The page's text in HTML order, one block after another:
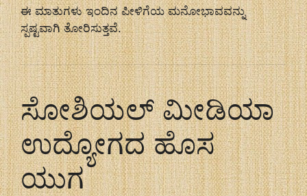
ಈ ಮಾತುಗಳು ಇಂದಿನ ಪೀಳಿಗೆಯ ಮನೋಭಾವವನ್ನು
ಸ್ಪಷ್ಟವಾಗಿ ತೋರಿಸುತ್ತವೆ.
ಸೋಶಿಯಲ್ ಮೀಡಿಯಾ
ಉದ್ಯೋಗದ ಹೊಸ
ಯುಗ